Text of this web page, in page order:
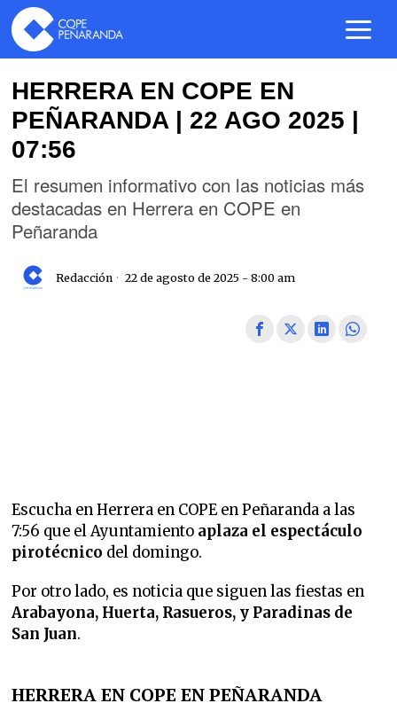
HERRERA EN COPE EN
PEÑARANDA | 22 AGO 2025 |
07:56
El resumen informativo con las noticias más
destacadas en Herrera en COPE en
Peñaranda
Redacción 22 de agosto de 2025 - 8:00 am
Escucha en Herrera en COPE en Peñaranda a las
7:56 que el Ayuntamiento aplaza el espectáculo
pirotécnico del domingo.
Por otro lado, es noticia que siguen las fiestas en
Arabayona, Huerta, Rasueros, y Paradinas de
San Juan.
HERRERA EN COPE EN PEÑARANDA